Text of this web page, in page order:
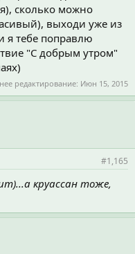
сколько можно
выходи уже из
я тебе поправлю
"С добрым утром"
редактирование: Июн 15, 2015
#1,165
круассан тоже,